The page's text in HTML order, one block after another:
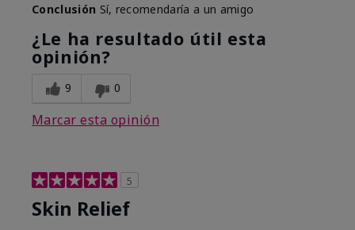
Conclusión Sí, recomendaría a un amigo
¿Le ha resultado útil esta
opinión?
9 0
Marcar esta opinión
5
Skin Relief